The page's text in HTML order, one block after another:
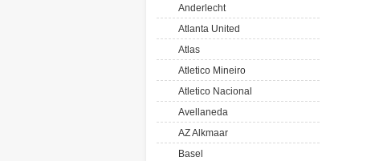
Anderlecht
Atlanta United
Atlas
Atletico Mineiro
Atletico Nacional
Avellaneda
AZ Alkmaar
Basel